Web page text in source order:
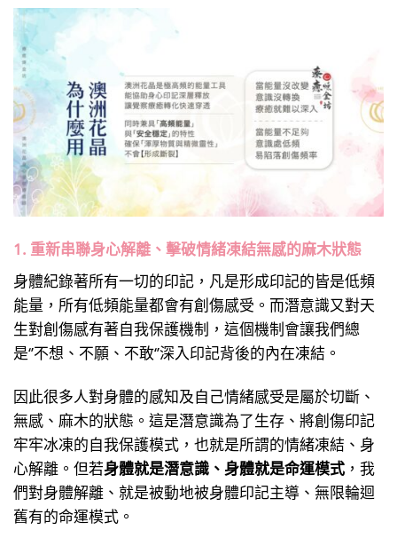
1. 重新串聯身心解離、擊破情緒凍結無感的麻木狀態
身體紀錄著所有一切的印記，凡是形成印記的皆是低頻
能量，所有低頻能量都會有創傷感受。而潛意識又對天
生對創傷感有著自我保護機制，這個機制會讓我們總
是‘’不想、不願、不敢‘’深入印記背後的內在凍結。
因此很多人對身體的感知及自己情緒感受是屬於切斷、
無感、麻木的狀態。這是潛意識為了生存、將創傷印記
牢牢冰凍的自我保護模式，也就是所謂的情緒凍結、身
心解離。但若身體就是潛意識、身體就是命運模式 ，我
們對身體解離、就是被動地被身體印記主導、無限輪迴
舊有的命運模式。